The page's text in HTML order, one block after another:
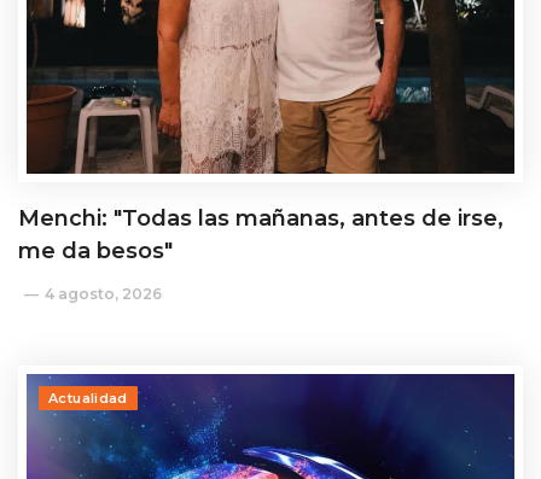
Menchi: "Todas las mañanas, antes de irse,
me da besos"
4 agosto, 2026
Actualidad